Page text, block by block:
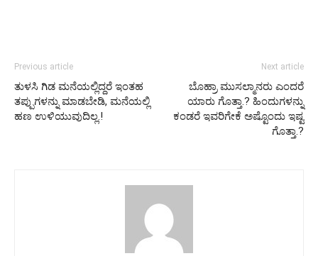
Previous article
ತುಳಸಿ ಗಿಡ ಮನೆಯಲ್ಲಿದ್ದರೆ ಇಂತಹ
ತಪ್ಪುಗಳನ್ನು ಮಾಡಬೇಡಿ, ಮನೆಯಲ್ಲಿ
ಹಣ ಉಳಿಯುವುದಿಲ್ಲ.!
Next article
ಬೊಹ್ರಾ ಮುಸಲ್ಮಾನರು ಎಂದರೆ
ಯಾರು ಗೊತ್ತಾ.? ಹಿಂದುಗಳನ್ನು
ಕಂಡರೆ ಇವರಿಗೇಕೆ ಅಷ್ಟೊಂದು ಇಷ್ಟ
ಗೊತ್ತಾ.?